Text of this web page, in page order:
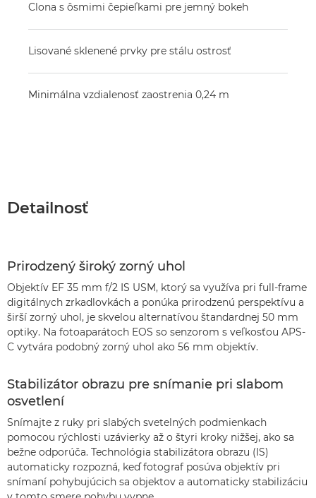
Clona s ôsmimi čepieľkami pre jemný bokeh
Lisované sklenené prvky pre stálu ostrosť
Minimálna vzdialenosť zaostrenia 0,24 m
Detailnosť
Prirodzený široký zorný uhol
Objektív EF 35 mm f/2 IS USM, ktorý sa využíva pri full-frame
digitálnych zrkadlovkách a ponúka prirodzenú perspektívu a
širší zorný uhol, je skvelou alternatívou štandardnej 50 mm
optiky. Na fotoaparátoch EOS so senzorom s veľkosťou APS-
C vytvára podobný zorný uhol ako 56 mm objektív.
Stabilizátor obrazu pre snímanie pri slabom
osvetlení
Snímajte z ruky pri slabých svetelných podmienkach
pomocou rýchlosti uzávierky až o štyri kroky nižšej, ako sa
bežne odporúča. Technológia stabilizátora obrazu (IS)
automaticky rozpozná, keď fotograf posúva objektív pri
snímaní pohybujúcich sa objektov a automaticky stabilizáciu